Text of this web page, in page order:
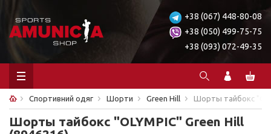
+38 (067) 448-80-08
+38 (050) 499-75-75
+38 (093) 072-49-35
Спортивний одяг Шорти Green Hill Шорты тайбокс
Шорты тайбокс "OLYMPIC" Green Hill